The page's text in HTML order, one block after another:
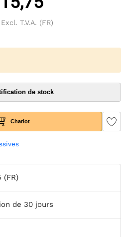
T.V.A. (FR)
de stock
Chariot
(FR)
de 30 jours